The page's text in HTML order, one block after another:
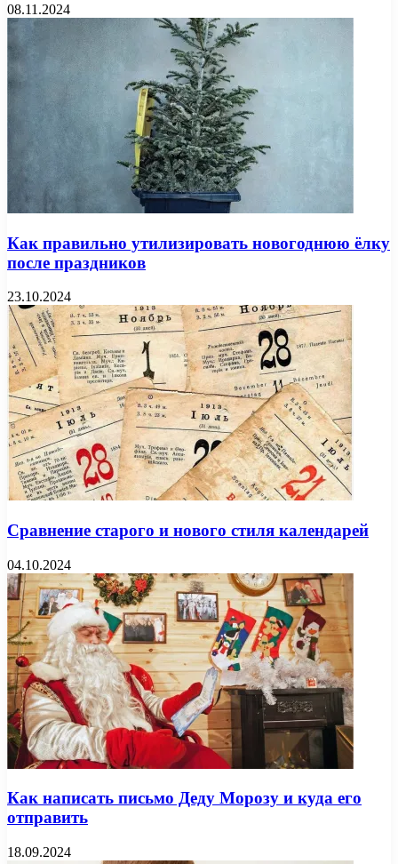
08.11.2024
Как правильно утилизировать новогоднюю ёлку
после праздников
23.10.2024
Сравнение старого и нового стиля календарей
04.10.2024
Как написать письмо Деду Морозу и куда его
отправить
18.09.2024